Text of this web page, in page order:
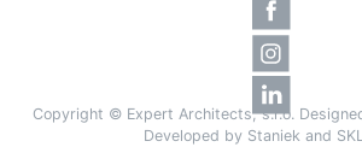
Copyright © Expert Architects, s.r.o.
Developed by Staniek and